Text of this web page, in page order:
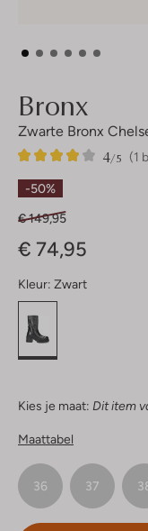
Bronx
Zwarte Bronx
(1
4/5
1
4
Sterren
-50%
€ 149,95
€ 74,95
Kleur: Zwart
Kies je maat: Dit item
Maattabel
36 37